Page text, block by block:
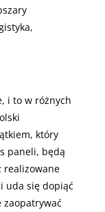
i to w różnych
który
paneli, będą
realizowane
uda się dopiąć
zaopatrywać